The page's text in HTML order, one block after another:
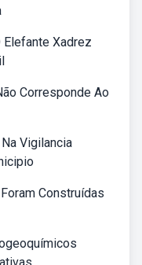
Elefante Xadrez
Corresponde Ao
Vigilancia
Construídas